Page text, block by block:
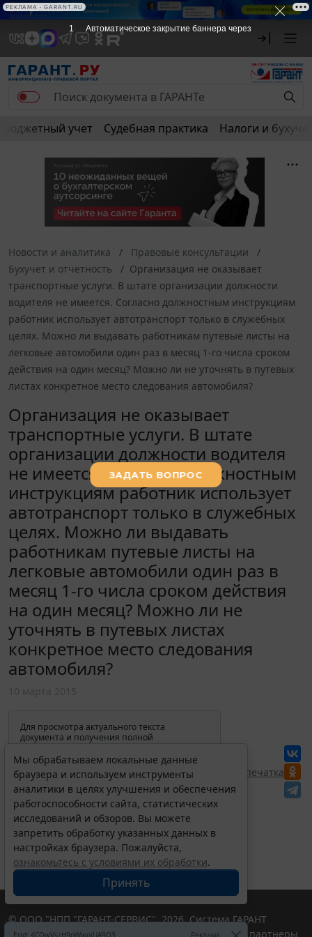
РЕКЛАМА
Бюджетный учет Судебная практика Налоги и
Новости и аналитика
Правовые консультации
Бухучет и отчетность
Организация не оказывает
транспортные услуги. В штате организации должности
водителя не имеется. Согласно должностным инструкциям
работник использует автотранспорт только в служебных
целях. Можно ли выдавать работникам путевые листы на
легковые автомобили один раз в месяц 1-го числа сроком
действия на один месяц? Можно ли не уточнять в путевых
листах конкретное место следования автомобиля?
Организация не оказывает
транспортные услуги. В штате
организации должности водителя
не имеется. Согласно должностным
инструкциям работник использует
автотранспорт только в служебных
целях. Можно ли выдавать
работникам путевые листы на
легковые автомобили один раз в
месяц 1-го числа сроком действия
на один месяц? Можно ли не
уточнять в путевых листах
конкретное место следования
автомобиля?
Для просмотра актуального текста
документа и получения полной
изменениях и порядке применения
документа, воспользуйтесь поиском в
Интернет-версии системы ГАРАНТ:
Перепечатка
Мы обрабатываем локальные данные
браузера и используем инструменты
аналитики в целях улучшения и обеспечения
работоспособности сайта, статистических
исследований и обзоров. Вы можете
запретить обработку указанных данных в
настройках браузера. Пожалуйста,
ознакомьтесь с условиями их обработки.
Принять
Erid: 4CQwVszH9pWwojUA9Q3 Реклама
© ООО "НПП "ГАРАНТ-СЕРВИС", 2026. Система ГАРАНТ
выпускается с 1990 года. Компания "Гарант" и ее партнеры
1 Автоматическое закрытие баннера через
РЕКЛАМА • GARANT.RU